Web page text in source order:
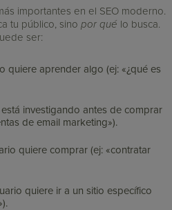
importantes en el SEO moderno.
tu público, sinopor qué lo busca.
ser:
quiere aprender algo (ej: «¿qué es
está investigando antes de comprar
de email marketing»).
quiere comprar (ej: «contratar
quiere ir a un sitio específico